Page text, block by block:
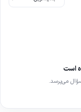
است
می‌پرسد.